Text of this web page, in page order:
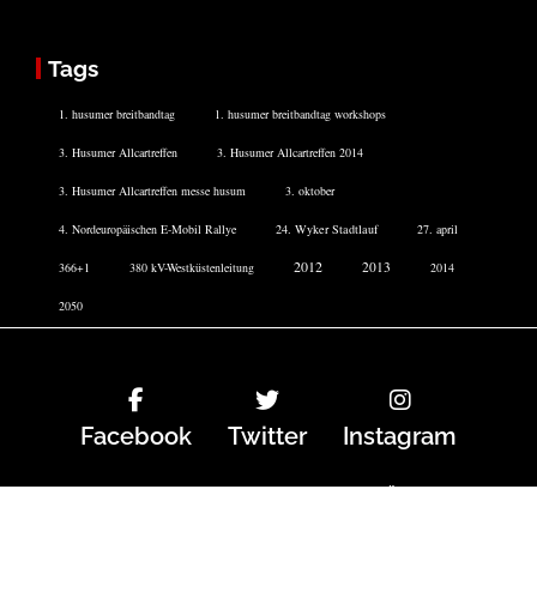
Tags
1. husumer breitbandtag 1. husumer breitbandtag workshops
3. Husumer Allcartreffen 3. Husumer Allcartreffen 2014
3. Husumer Allcartreffen messe husum 3. oktober
4. Nordeuropäischen E-Mobil Rallye 24. Wyker Stadtlauf 27. april
366+1 380 kV-Westküstenleitung 2012 2013 2014
2050
Facebook Twitter Instagram